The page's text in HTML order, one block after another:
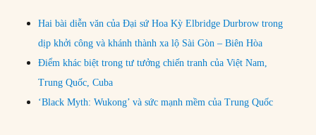
Hai bài diễn văn của Đại sứ Hoa Kỳ Elbridge Durbrow trong
dịp khởi công và khánh thành xa lộ Sài Gòn – Biên Hòa
Điểm khác biệt trong tư tưởng chiến tranh của Việt Nam,
Trung Quốc, Cuba
‘Black Myth: Wukong’ và sức mạnh mềm của Trung Quốc